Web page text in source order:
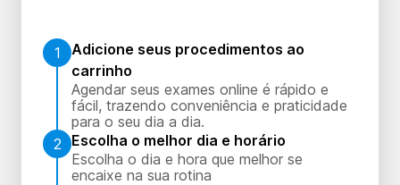
1
Adicione seus procedimentos ao
carrinho
Agendar seus exames online é rápido e
fácil, trazendo conveniência e praticidade
para o seu dia a dia.
2
Escolha o melhor dia e horário
Escolha o dia e hora que melhor se
encaixe na sua rotina